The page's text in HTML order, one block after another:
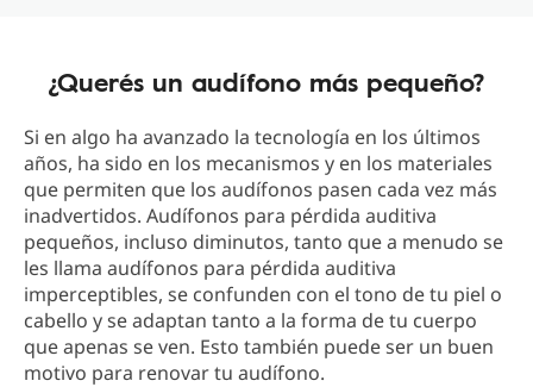
¿Querés un audífono más pequeño?
Si en algo ha avanzado la tecnología en los últimos
años, ha sido en los mecanismos y en los materiales
que permiten que los audífonos pasen cada vez más
inadvertidos. Audífonos para pérdida auditiva
pequeños, incluso diminutos, tanto que a menudo se
les llama audífonos para pérdida auditiva
imperceptibles, se confunden con el tono de tu piel o
cabello y se adaptan tanto a la forma de tu cuerpo
que apenas se ven. Esto también puede ser un buen
motivo para renovar tu audífono.